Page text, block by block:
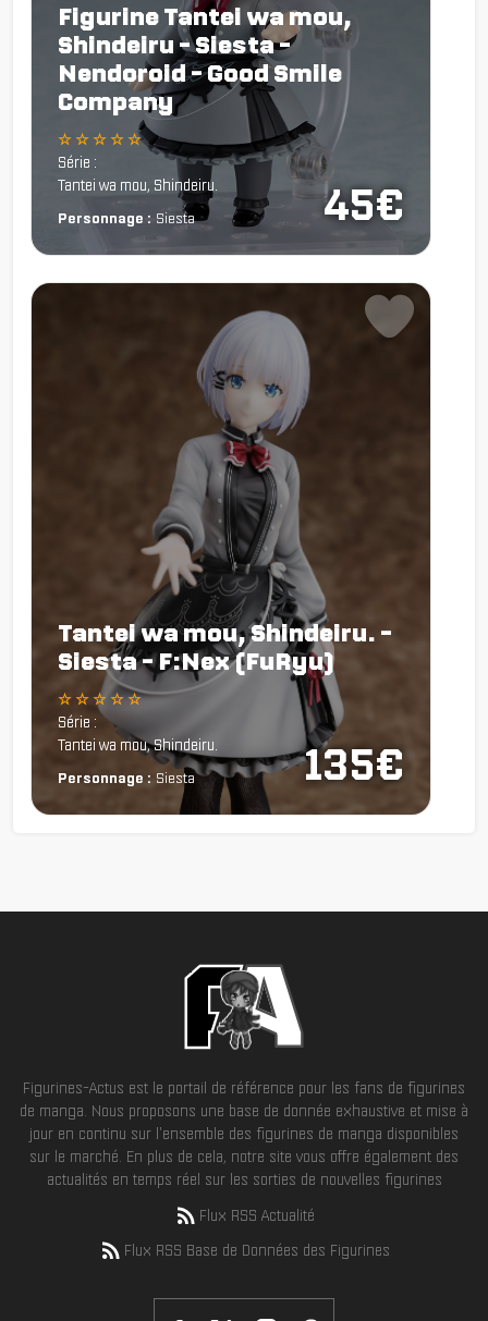
45€
Figurine Tantei wa mou,
Shindeiru - Siesta -
Nendoroid - Good Smile
Company
☆ ☆ ☆ ☆ ☆
Série :
Tantei wa mou, Shindeiru.
Personnage : Siesta
135€
Tantei wa mou, Shindeiru. -
Siesta - F:Nex (FuRyu)
☆ ☆ ☆ ☆ ☆
Série :
Tantei wa mou, Shindeiru.
Personnage : Siesta
Figurines-Actus est le portail de référence pour les fans de figurines
de manga. Nous proposons une base de donnée exhaustive et mise à
jour en continu sur l'ensemble des figurines de manga disponibles
sur le marché. En plus de cela, notre site vous offre également des
actualités en temps réel sur les sorties de nouvelles figurines
Flux RSS Actualité
Flux RSS Base de Données des Figurines